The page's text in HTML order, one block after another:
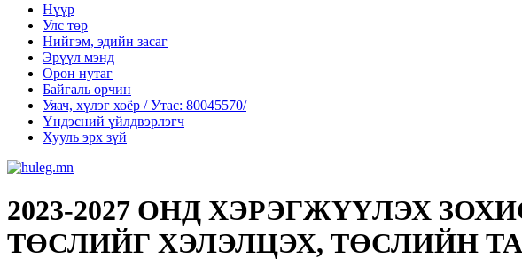
Нүүр
Улс төр
Нийгэм, эдийн засаг
Эрүүл мэнд
Орон нутаг
Байгаль орчин
Уяач, хүлэг хоёр / Утас: 80045570/
Үндэсний үйлдвэрлэгч
Хууль эрх зүй
2023-2027 ОНД ХЭРЭГЖҮҮЛЭХ
ТӨСЛИЙГ ХЭЛЭЛЦЭХ, ТӨСЛИЙН